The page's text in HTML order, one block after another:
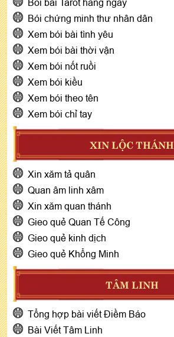
Bói bài Tarot hàng ngày
Bói chứng minh thư nhân dân
Xem bói bài tình yêu
Xem bói bài thời vận
Xem bói nốt ruồi
Xem bói kiều
Xem bói theo tên
Xem bói chỉ tay
XIN LỘC THÁNH
Xin xăm tả quân
Quan âm linh xâm
Xin xăm quan thánh
Gieo quẻ Quan Tế Công
Gieo quẻ kinh dịch
Gieo quẻ Khổng Minh
TÂM LINH
Tổng hợp bài viết Điềm Báo
Bài Viết Tâm Linh